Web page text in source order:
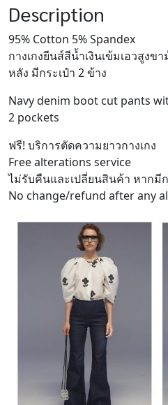
Description
95% Cotton 5% Spandex
กางเกงยีนส์สีน้ำเงินเข้มเอวสูง
หลัง มีกระเป๋า 2 ข้าง
Navy denim boot cut pants
2 pockets
ฟรี! บริการตัดความยาวกางเกง
Free alterations service
ไม่รับคืนและเปลี่ยนสินค้า หากมี
No change/refund after any